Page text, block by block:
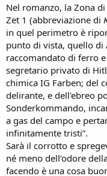
Nel romanzo, la Zona
Zet 1 (abbreviazione di
in quel perimetro è
punto di vista, quello di
raccomandato di ferro
segretario privato di
chimica IG Farben; del
delirante, e dell'ebreo
Sonderkommando,
a gas del campo e
infinitamente tristi”.
Sarà il corrotto e
né meno dell’odore
facendo è una cosa